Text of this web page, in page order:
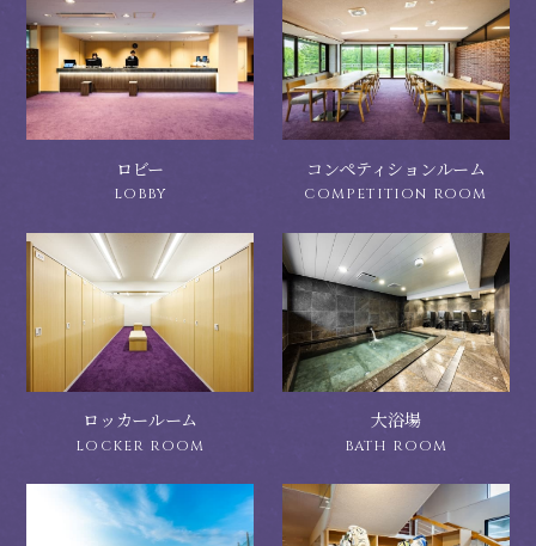
ロビー コンペティションルーム
ロッカールーム 大浴場